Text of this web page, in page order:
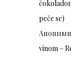
peče se)
vinom –